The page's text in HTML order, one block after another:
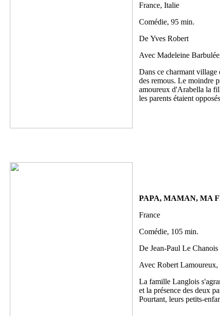
France, Italie
Comédie, 95 min.
De Yves Robert
Avec Madeleine
Dans ce charmant
des remous. Le moindre
amoureux d'Arabella la
les parents étaient
PAPA, MAMAN, MA
France
Comédie, 105 min.
De Jean-Paul Le Chanois
Avec Robert
La famille Langlois
et la présence des deux
Pourtant, leurs petits-